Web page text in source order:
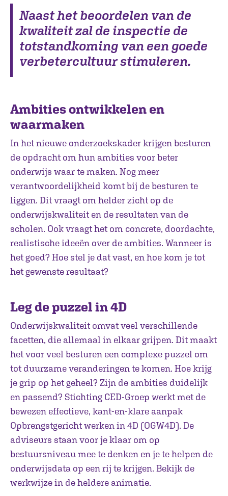
Naast het beoordelen van de
kwaliteit zal de inspectie de
totstandkoming van een goede
verbetercultuur stimuleren.
Ambities ontwikkelen en
waarmaken
In het nieuwe onderzoekskader krijgen besturen
de opdracht om hun ambities voor beter
onderwijs waar te maken. Nog meer
verantwoordelijkheid komt bij de besturen te
liggen. Dit vraagt om helder zicht op de
onderwijskwaliteit en de resultaten van de
scholen. Ook vraagt het om concrete, doordachte,
realistische ideeën over de ambities. Wanneer is
het goed? Hoe stel je dat vast, en hoe kom je tot
het gewenste resultaat?
Leg de puzzel in 4D
Onderwijskwaliteit omvat veel verschillende
facetten, die allemaal in elkaar grijpen. Dit maakt
het voor veel besturen een complexe puzzel om
tot duurzame veranderingen te komen. Hoe krijg
je grip op het geheel? Zijn de ambities duidelijk
en passend? Stichting CED-Groep werkt met de
bewezen effectieve, kant-en-klare aanpak
Opbrengstgericht werken in 4D (OGW4D). De
adviseurs staan voor je klaar om op
bestuursniveau mee te denken en je te helpen de
onderwijsdata op een rij te krijgen. Bekijk de
werkwijze in de heldere animatie.